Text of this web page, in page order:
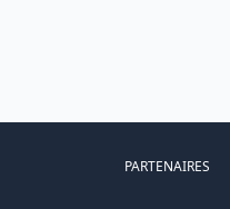
PARTENAIRES